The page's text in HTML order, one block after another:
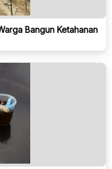
Bangun Ketahanan